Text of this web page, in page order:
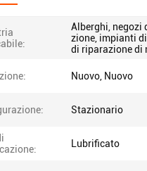
Alberghi, negozi
zione, impianti
di riparazione di
Nuovo, Nuovo
Stazionario
Lubrificato